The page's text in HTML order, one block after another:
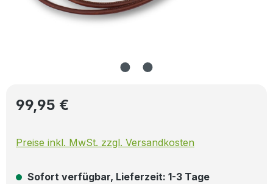
Regulärer Preis:
99,95 €
Preise inkl. MwSt. zzgl. Versandkosten
Sofort verfügbar, Lieferzeit: 1-3 Tage